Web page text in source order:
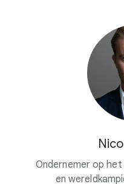
Ondernemer op het
en